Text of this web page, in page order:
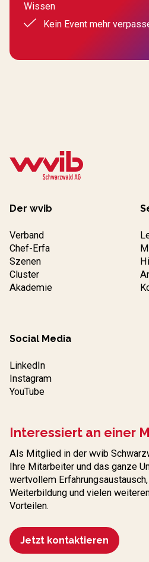
Wissen
Kein Event mehr
Der wvib
Verband
Chef-Erfa
Szenen
Cluster
Akademie
Social Media
LinkedIn
Instagram
YouTube
Interessiert an einer
Als Mitglied in der wvib
Ihre Mitarbeiter und das ganze
wertvollem
Weiterbildung und vielen
Vorteilen.
Jetzt kontaktieren